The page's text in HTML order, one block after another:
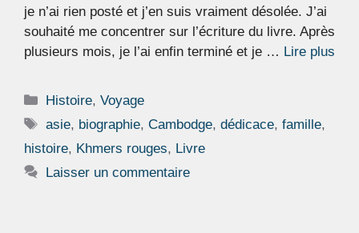
je n’ai rien posté et j’en suis vraiment désolée. J’ai
souhaité me concentrer sur l’écriture du livre. Après
plusieurs mois, je l’ai enfin terminé et je … Lire plus
Catégories
Histoire,Voyage
Étiquettes
asie, biographie,Cambodge,dédicace,famille,
histoire, Khmers rouges, Livre
Laisser un commentaire